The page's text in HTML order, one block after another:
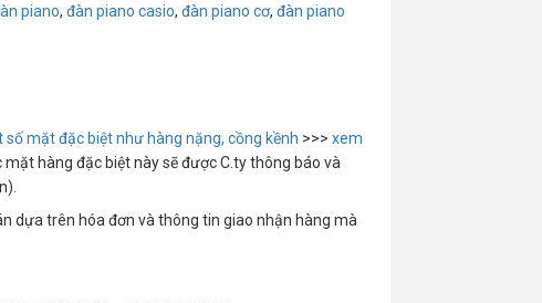
piano, đàn piano casio, đàn piano cơ, đàn piano
mặt đặc biệt như hàng nặng, cồng kềnh >>> xem
mặt hàng đặc biệt này sẽ được C.ty thông báo và
dựa trên hóa đơn và thông tin giao nhận hàng mà